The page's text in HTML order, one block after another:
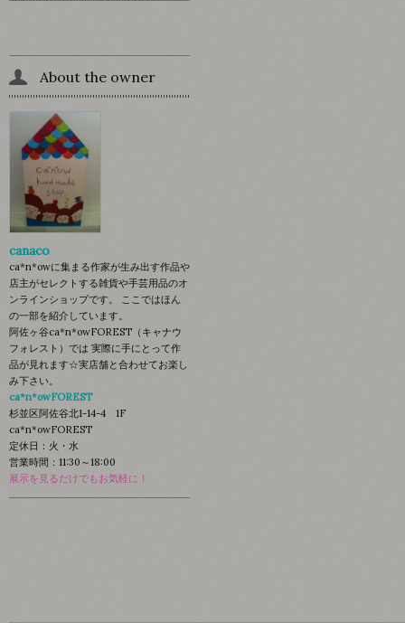
About the owner
canaco
ca*n*owに集まる作家が生み出す作品や
店主がセレクトする雑貨や手芸用品のオ
ンラインショップです。 ここではほん
の一部を紹介しています。
阿佐ヶ谷ca*n*owFOREST（キャナウ
フォレスト）では 実際に手にとって作
品が見れます☆実店舗と合わせてお楽し
み下さい。
ca*n*owFOREST
杉並区阿佐谷北1-14-4 1F
ca*n*owFOREST
定休日：火・水
営業時間：11:30～18:00
展示を見るだけでもお気軽に！